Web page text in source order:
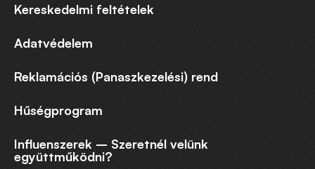
Kereskedelmi feltételek
Adatvédelem
Reklamációs (Panaszkezelési) rend
Hűségprogram
Influenszerek – Szeretnél velünk
együttműködni?